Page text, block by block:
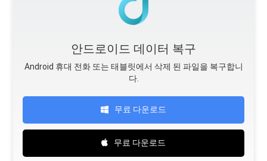
안드로이드 데이터 복구
Android 휴대 전화 또는 태블릿에서 삭제 된 파일을 복구합니
다.
무료 다운로드
무료 다운로드